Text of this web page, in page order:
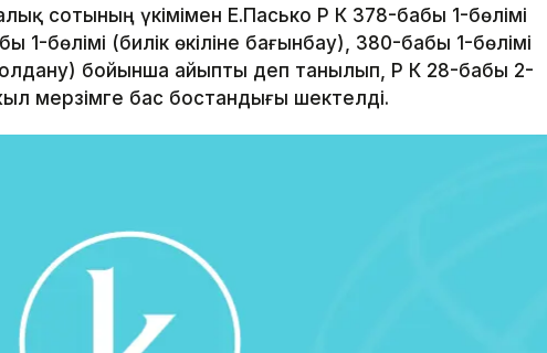
сотының үкімімен Е.Пасько ҚР ҚК 378-бабы 1-бөлімі
1-бөлімі (билік өкіліне бағынбау), 380-бабы 1-бөлімі
бойынша айыпты деп танылып, ҚР ҚК 28-бабы 2-
мерзімге бас бостандығы шектелді.